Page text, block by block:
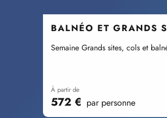
BALNÉO ET GRANDS
Semaine Grands sites, cols et
à partir de
572 € par personne